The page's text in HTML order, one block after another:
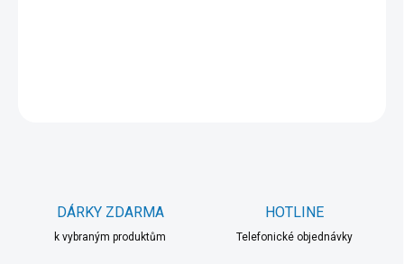
DÁRKY ZDARMA
k vybraným produktům
HOTLINE
Telefonické objednávky